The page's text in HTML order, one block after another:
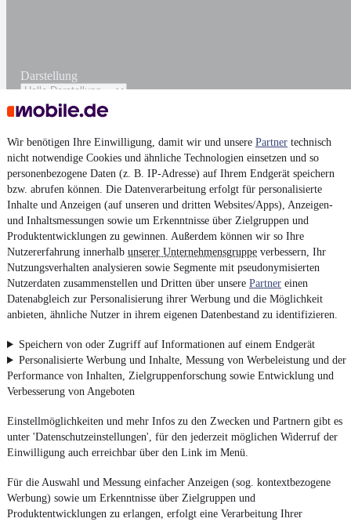
Wir benötigen Ihre Einwilligung, damit wir und unsere Partner technisch
nicht notwendige Cookies und ähnliche Technologien einsetzen und so
personenbezogene Daten (z. B. IP-Adresse) auf Ihrem Endgerät speichern
bzw. abrufen können. Die Datenverarbeitung erfolgt für personalisierte
Inhalte und Anzeigen (auf unseren und dritten Websites/Apps), Anzeigen-
und Inhaltsmessungen sowie um Erkenntnisse über Zielgruppen und
Produktentwicklungen zu gewinnen. Außerdem können wir so Ihre
Nutzererfahrung innerhalb unserer Unternehmensgruppe verbessern, Ihr
Nutzungsverhalten analysieren sowie Segmente mit pseudonymisierten
Nutzerdaten zusammenstellen und Dritten über unsere Partner einen
Datenabgleich zur Personalisierung ihrer Werbung und die Möglichkeit
anbieten, ähnliche Nutzer in ihrem eigenen Datenbestand zu identifizieren.
Speichern von oder Zugriff auf Informationen auf einem Endgerät
Personalisierte Werbung und Inhalte, Messung von Werbeleistung und der
Performance von Inhalten, Zielgruppenforschung sowie Entwicklung und
Verbesserung von Angeboten
Einstellmöglichkeiten und mehr Infos zu den Zwecken und Partnern gibt es
unter 'Datenschutzeinstellungen', für den jederzeit möglichen Widerruf der
Einwilligung auch erreichbar über den Link im Menü.
Für die Auswahl und Messung einfacher Anzeigen (sog. kontextbezogene
Werbung) sowie um Erkenntnisse über Zielgruppen und
Produktentwicklungen zu erlangen, erfolgt eine Verarbeitung Ihrer
Darstellung